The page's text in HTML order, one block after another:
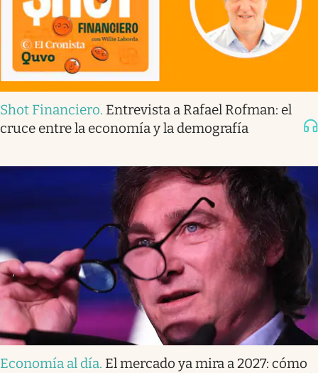
Shot Financiero. Entrevista a Rafael Rofman: el
cruce entre la economía y la demografía
Economía al día. El mercado ya mira a 2027: cómo